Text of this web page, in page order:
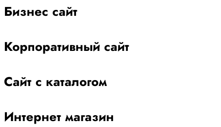
Бизнес сайт
Корпоративный сайт
Сайт с каталогом
Интернет магазин